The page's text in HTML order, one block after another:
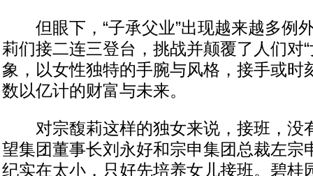
但眼下，“子承父业”出现越来越多例
莉们接二连三登台，挑战并颠覆了人们对
象，以女性独特的手腕与风格，接手或时
数以亿计的财富与未来。
对宗馥莉这样的独女来说，接班，没
望集团董事长刘永好和宗申集团总裁左宗
纪实在太小，只好先培养女儿接班。碧桂